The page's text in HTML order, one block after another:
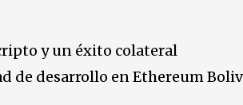
y un éxito colateral
de desarrollo en Ethereum